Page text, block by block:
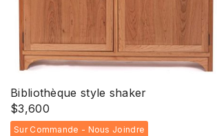
Bibliothèque style shaker
$3,600
Sur Commande - Nous Joindre